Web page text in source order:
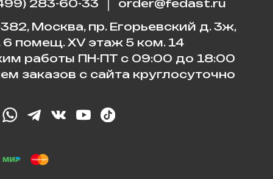
283-60-33
order@fedast.ru
Москва, пр. Егорьевский д. 3ж,
6 помещ. XV этаж 5 ком. 14
работы ПН-ПТ с 09:00 до 18:00
заказов с сайта круглосуточно